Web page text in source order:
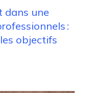
dans une
:
objectifs